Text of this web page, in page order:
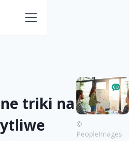
triki na
©
PeopleImages